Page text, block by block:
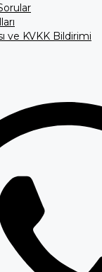
ve KVKK Bildirimi